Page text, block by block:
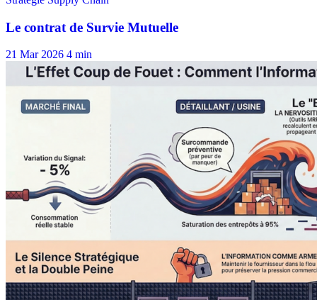
21 Mar 2026 4 min